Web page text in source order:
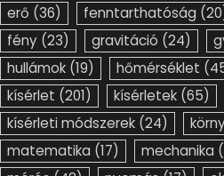
erő (36) fenntarthatóság
fény (23) gravitáció (24)
hullámok (19) hőmérséklet
kísérlet (201) kísérletek (65)
kísérleti módszerek (24)
matematika (17) mechanika